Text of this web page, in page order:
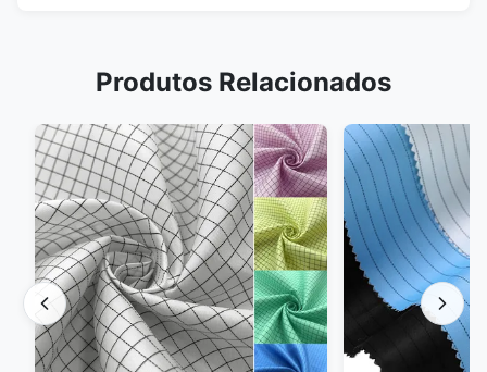
Produtos Relacionados